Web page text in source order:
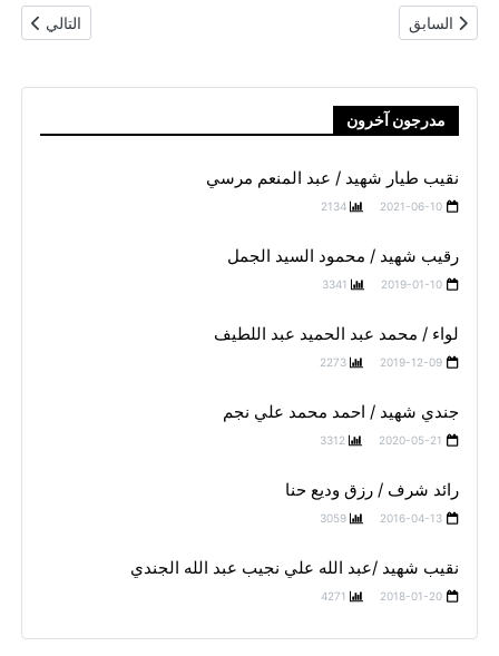
المقال السابق: رقيب شهيد / محمود السيد الجمل
السابق المقال
التالي
مدرجون آخرون
نقيب طيار شهيد / عبد المنعم مرسي
2021-06-10
2134
رقيب شهيد / محمود السيد الجمل
2019-01-10
3341
لواء / محمد عبد الحميد عبد اللطيف
2019-12-09
2273
جندي شهيد / احمد محمد علي نجم
2020-05-21
3312
رائد شرف / رزق وديع حنا
2016-04-13
3059
نقيب شهيد /عبد الله علي نجيب عبد الله الجندي
2018-01-20
4271